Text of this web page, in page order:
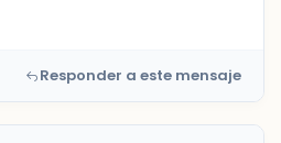
Responder a este mensaje